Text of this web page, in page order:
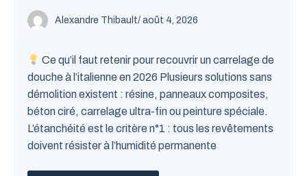
Alexandre Thibault/ août 4, 2026
Ce qu’il faut retenir pour recouvrir un carrelage de
douche à l’italienne en 2026 Plusieurs solutions sans
démolition existent : résine, panneaux composites,
béton ciré, carrelage ultra-fin ou peinture spéciale.
L’étanchéité est le critère n°1 : tous les revêtements
doivent résister à l’humidité permanente